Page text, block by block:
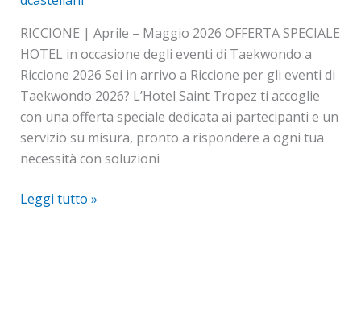
RICCIONE | Aprile – Maggio 2026 OFFERTA SPECIALE
HOTEL in occasione degli eventi di Taekwondo a
Riccione 2026 Sei in arrivo a Riccione per gli eventi di
Taekwondo 2026? L’Hotel Saint Tropez ti accoglie
con una offerta speciale dedicata ai partecipanti e un
servizio su misura, pronto a rispondere a ogni tua
necessità con soluzioni
Leggi tutto »